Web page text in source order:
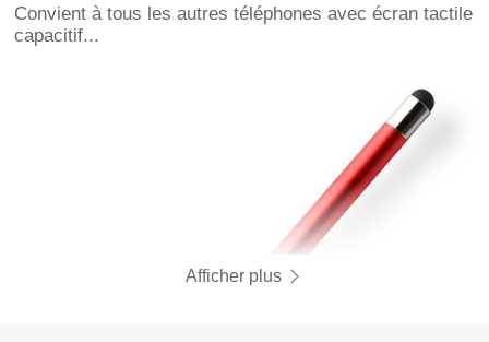
Convient à tous les autres téléphones avec écran tactile
capacitif...
Afficher plus